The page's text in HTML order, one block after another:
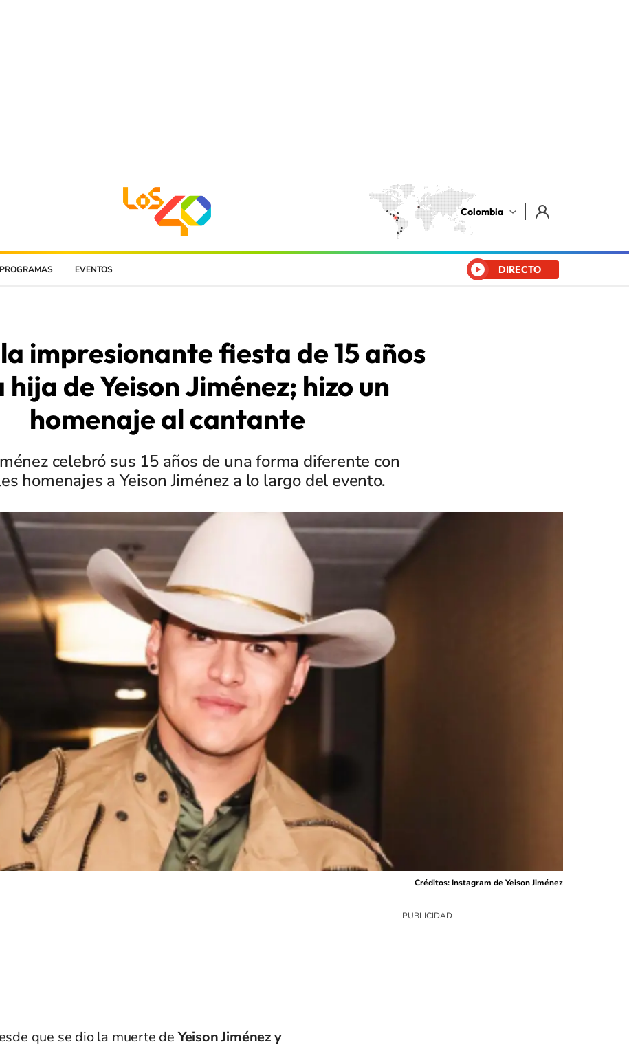
Colombia
PROGRAMAS EVENTOS DIRECTO
impresionante fiesta de 15 años
hija de Yeison Jiménez; hizo un
homenaje al cantante
celebró sus 15 años de una forma diferente con
homenajes a Yeison Jiménez a lo largo del evento.
Créditos: Instagram de Yeison Jiménez
que se dio la muerte deYeison Jiménez y